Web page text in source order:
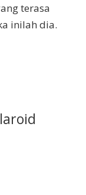
terasa
inilah dia.